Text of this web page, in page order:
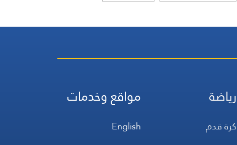
رياضة
كرة قدم
مواقع وخدمات
English